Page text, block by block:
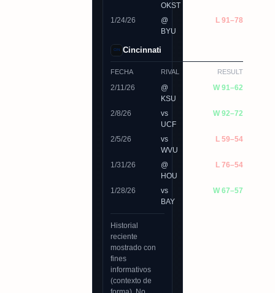
OKST
1/24/26
@
BYU
L 91–78
Cincinnati
FECHA RIVAL RESULT
2/11/26
@
KSU
W 91–62
2/8/26
vs
UCF
W 92–72
2/5/26
vs
WVU
L 59–54
1/31/26
@
HOU
L 76–54
1/28/26
vs
BAY
W 67–57
Historial
reciente
mostrado con
fines
informativos
(contexto de